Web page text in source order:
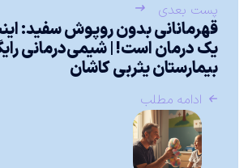
پست بعدی
قهرمانانی بدون روپوش سفید:
یک درمان است! | شیمی‌درمانی
بیمارستان یثربی کاشان
ادامه مطلب